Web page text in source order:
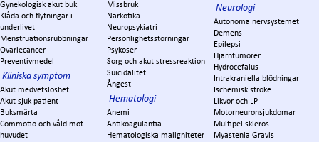
Gynekologisk akut buk
Klåda och flytningar i
underlivet
Menstruationsrubbningar
Ovariecancer
Preventivmedel
Kliniska symptom
Akut medvetslöshet
Akut sjuk patient
Buksmärta
Commotio och våld mot
huvudet
Missbruk
Narkotika
Neuropsykiatri
Personlighetsstörningar
Psykoser
Sorg och akut stressreaktion
Suicidalitet
Ångest
Hematologi
Anemi
Antikoagulantia
Hematologiska maligniteter
Neurologi
Autonoma nervsystemet
Demens
Epilepsi
Hjärntumörer
Hydrocefalus
Intrakraniella blödningar
Ischemisk stroke
Likvor och LP
Motorneuronsjukdomar
Multipel skleros
Myastenia Gravis